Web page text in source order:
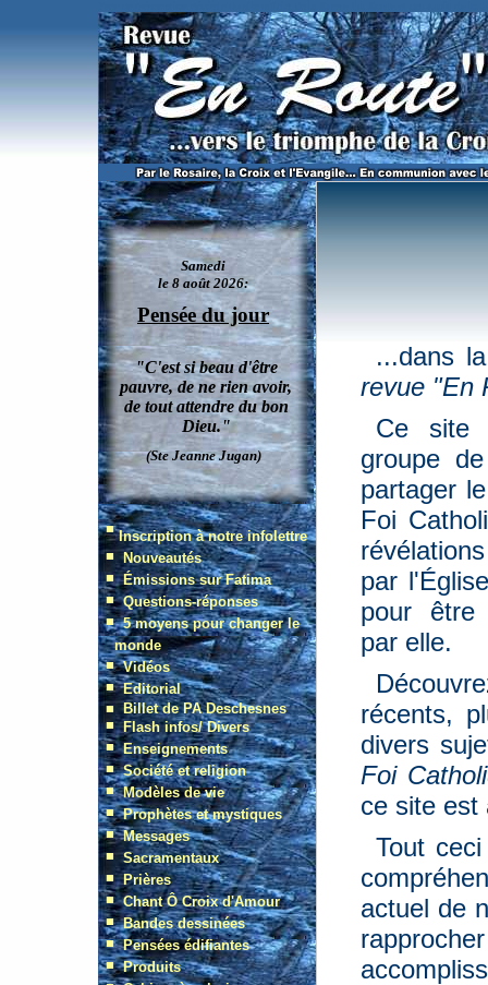
...dans
revue "En
Ce site
groupe
partager
Foi
par
pour être
par elle.
récents,
divers
Foi
ce site est
Tout
actuel de